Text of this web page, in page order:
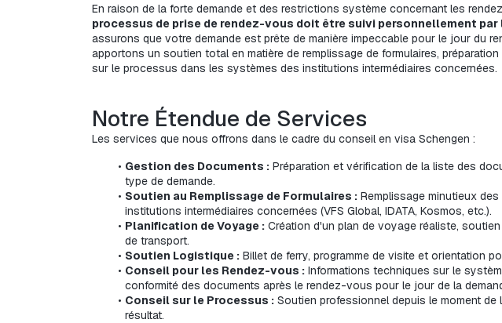
En raison de la forte demande et des restrictions système concernant les
processus de prise de rendez-vous doit être suivi personnellement par
assurons que votre demande est prête de manière impeccable pour le jour du
apportons un soutien total en matière de remplissage de formulaires,
sur le processus dans les systèmes des institutions intermédiaires concernées.
Notre Étendue de Services
Les services que nous offrons dans le cadre du conseil en visa Schengen :
Gestion des Documents : Préparation et vérification de la liste des
type de demande.
Soutien au Remplissage de Formulaires : Remplissage minutieux des
institutions intermédiaires concernées (VFS Global, IDATA, Kosmos, etc.).
Planification de Voyage : Création d'un plan de voyage réaliste,
de transport.
Soutien Logistique : Billet de ferry, programme de visite et orientation
Conseil pour les Rendez-vous : Informations techniques sur le
conformité des documents après le rendez-vous pour le jour de la
Conseil sur le Processus : Soutien professionnel depuis le moment de
résultat.